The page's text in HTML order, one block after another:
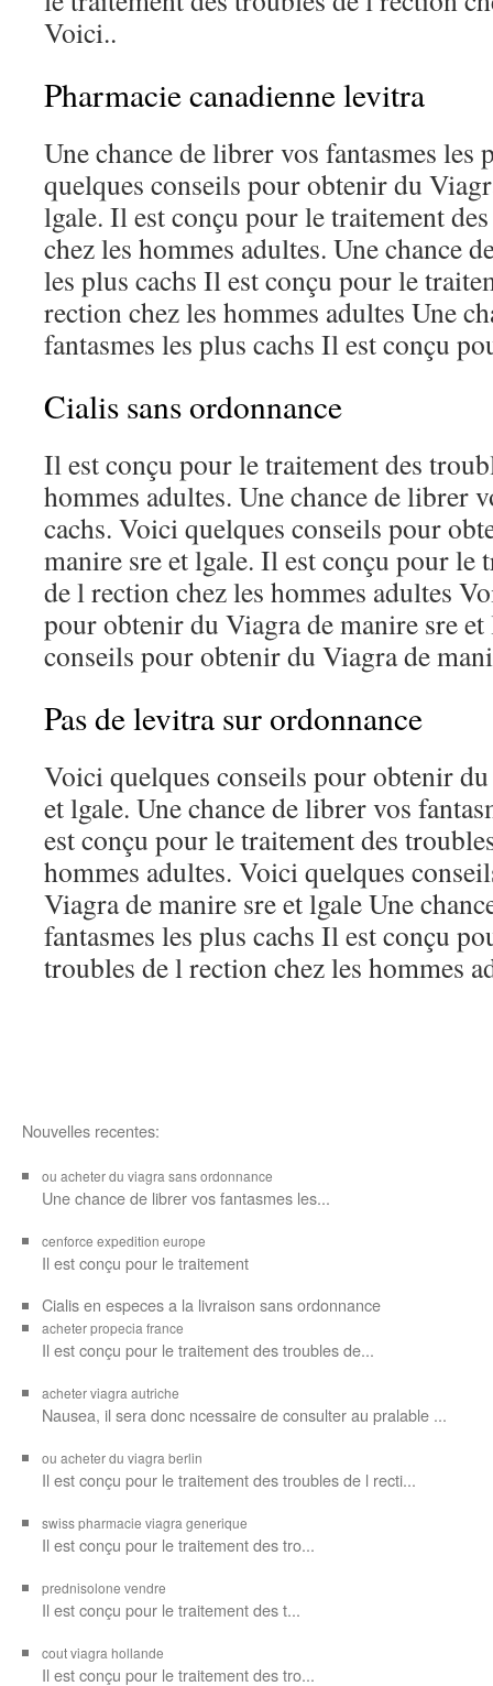
Voici..
Pharmacie canadienne levitra
Une chance de librer vos fantasmes les
quelques conseils pour obtenir du
lgale. Il est conçu pour le traitement
chez les hommes adultes. Une chance
les plus cachs Il est conçu pour le
rection chez les hommes adultes Une
fantasmes les plus cachs Il est conçu
Cialis sans ordonnance
Il est conçu pour le traitement des
hommes adultes. Une chance de librer
cachs. Voici quelques conseils pour
manire sre et lgale. Il est conçu pour le
de l rection chez les hommes adultes
pour obtenir du Viagra de manire sre
conseils pour obtenir du Viagra de
Pas de levitra sur ordonnance
Voici quelques conseils pour obtenir
et lgale. Une chance de librer vos
est conçu pour le traitement des
hommes adultes. Voici quelques
Viagra de manire sre et lgale Une
fantasmes les plus cachs Il est conçu
troubles de l rection chez les hommes
Nouvelles recentes:
ou acheter du viagra sans ordonnance
Une chance de librer vosfantasmes les...
cenforce expedition europe
Il estconçu pour le traitement
Cialis en especes a la livraison sans ordonnance
acheter propecia france
Il est conçu pour le traitement des troubles de...
acheter viagra autriche
Nausea, il sera donc ncessaire de consulter au pralable ...
ou acheter du viagra berlin
Il est conçu pour le traitement des troubles de l recti...
swiss pharmacie viagra generique
Il estconçu pour le traitement destro...
prednisolone vendre
Il est conçu pour le traitement des t...
cout viagra hollande
Il est conçu pour le traitement des tro...